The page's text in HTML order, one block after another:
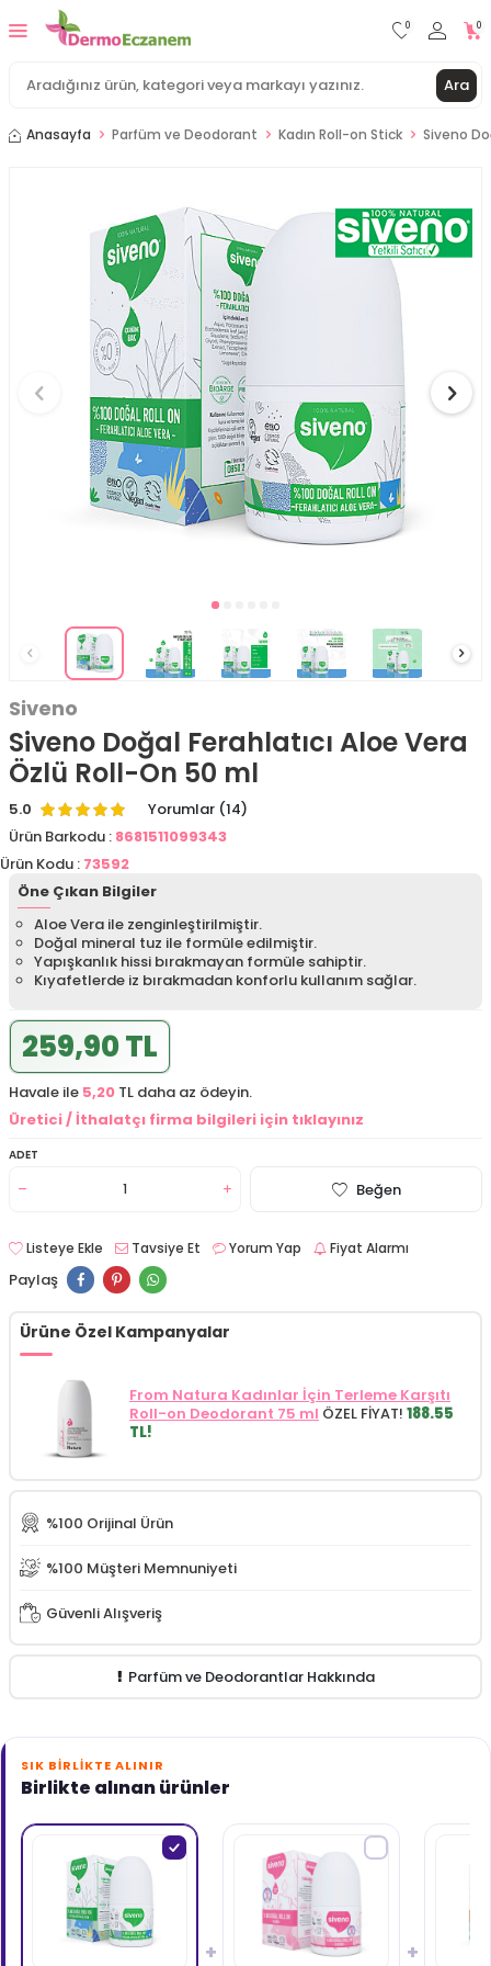
Ara
0 0
Anasayfa Parfüm ve Deodorant Kadın Roll-on Stick Siveno
Siveno
Siveno Doğal Ferahlatıcı Aloe Vera
Özlü Roll-On 50 ml
5.0
Yorumlar (14)
Ürün Barkodu : 8681511099343
Ürün Kodu : 73592
Öne Çıkan Bilgiler
Aloe Vera ile zenginleştirilmiştir.
Doğal mineral tuz ile formüle edilmiştir.
Yapışkanlık hissi bırakmayan formüle sahiptir.
Kıyafetlerde iz bırakmadan konforlu kullanım sağlar.
259,90 TL
Havale ile 5,20 TL daha az ödeyin.
Üretici / İthalatçı firma bilgileri için tıklayınız
ADET
Beğen
Listeye Ekle Tavsiye Et Yorum Yap Fiyat Alarmı
Paylaş
Ürüne Özel Kampanyalar
From Natura Kadınlar İçin Terleme Karşıtı
Roll-on Deodorant 75 ml ÖZEL FİYAT! 188.55
TL!
%100 Orijinal Ürün
%100 Müşteri Memnuniyeti
Güvenli Alışveriş
Parfüm ve Deodorantlar Hakkında
SIK BIRLIKTE ALINIR
Birlikte alınan ürünler
+ +